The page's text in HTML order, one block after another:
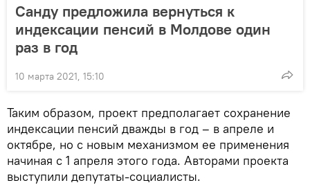
Санду предложила вернуться к
индексации пенсий в Молдове один
раз в год
10 марта 2021, 15:10
Таким образом, проект предполагает сохранение
индексации пенсий дважды в год – в апреле и
октябре, но с новым механизмом ее применения
начиная с 1 апреля этого года. Авторами проекта
выступили депутаты-социалисты.